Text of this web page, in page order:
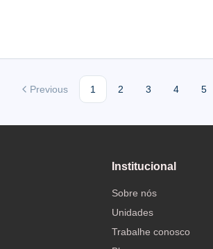
Previous 1 2 3 4 5
Institucional
Sobre nós
Unidades
Trabalhe conosco